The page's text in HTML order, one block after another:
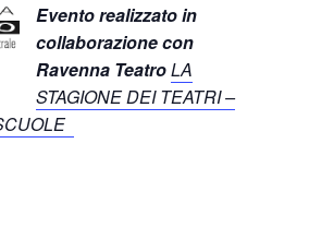
Evento realizzato in
collaborazione con
Ravenna TeatroLA
STAGIONE DEI TEATRI –